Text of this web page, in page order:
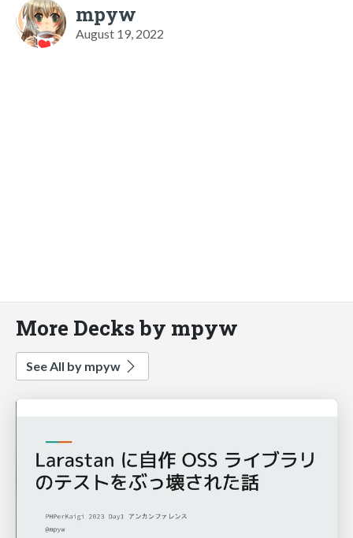
mpyw
August 19, 2022
More Decks by mpyw
See All by mpyw